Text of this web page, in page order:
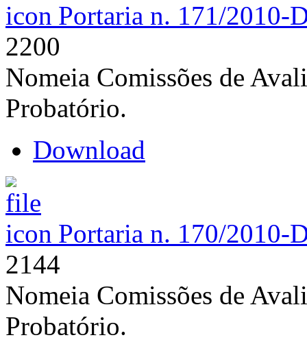
Portaria n. 171/2010-
2200
Nomeia Comissões de
Probatório.
Download
Portaria n. 170/2010-
2144
Nomeia Comissões de
Probatório.